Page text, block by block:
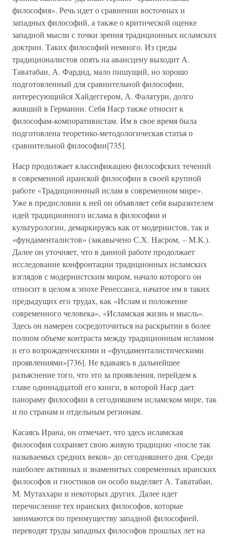
философия». Речь идет о сравнении восточных и
западных философий, а также о критической оценке
западной мысли с точки зрения традиционных исламских
доктрин. Таких философий немного. Из среды
традиционалистов опять на авансцену выходит А.
Таватабаи, А. Фардид, мало пишущий, но хорошо
подготовленный для сравнительной философии,
интересующийся Хайдеггером, А. Фалатури, долго
живший в Германии. Себя Наср также относит к
философам-компоративистам. Им в свое время была
подготовлена теоретико-методологическая статья о
сравнительной философии[735].
Наср продолжает классификацию философских течений
в современной иранской философии в своей крупной
работе «Традиционнный ислам в современном мире».
Уже в предисловии к ней он объявляет себя выразителем
идей традиционного ислама в философии и
культурологии, демаркируясь как от модернистов, так и
«фундаменталистов» (закавычено С.Х. Насром, – М.К.).
Далее он уточняет, что в данной работе продолжает
исследование конфронтации традиционных исламских
взглядов с модернистским миром, начало которого он
относит в целом к эпохе Ренессанса, начатое им в таких
предыдущих его трудах, как «Ислам и положение
современного человека», «Исламская жизнь и мысль».
Здесь он намерен сосредоточиться на раскрытии в более
полном объеме контраста между традиционным исламом
и его возрожденческими и «фундаменталистическими
проявлениями»[736]. Не вдаваясь в дальнейшее
разъяснение того, что это за проявления, перейдем к
главе одиннадцатой его книги, в которой Наср дает
панораму философии в сегодняшнем исламском мире, так
и по странам и отдельным регионам.
Касаясь Ирана, он отмечает, что здесь исламская
философия сохраняет свою живую традицию «после так
называемых средних веков» до сегодняшнего дня. Среди
наиболее активных и знаменитых современных иранских
философов и гностиков он особо выделяет А. Таватабаи,
М. Мутаххари и некоторых других. Далее идет
перечисление тех иранских философов, которые
занимаются по преимуществу западной философией,
переводят труды западных философов прошлых лет на